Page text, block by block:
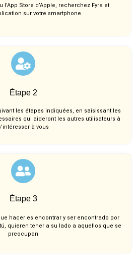
l’App Store d’Apple, recherchez Fyra et
sur votre smartphone.
Étape 2
les étapes indiquées, en saisissant les
qui aideront les autres utilisateurs à
à vous
Étape 3
hacer es encontrar y ser encontrado por
quieren tener a su lado a aquellos que se
preocupan